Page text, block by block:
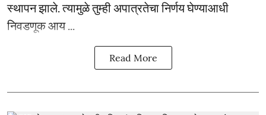
स्थापन झाले. त्यामुळे तुम्ही अपात्रतेचा निर्णय घेण्याआधी
निवडणूक आय ...
Read More